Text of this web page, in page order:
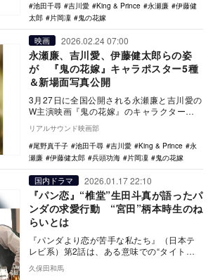
池田千尋
吉川愛 King & Prince 永瀬廉
伊藤健
太郎
片岡凜 鬼の花嫁
映画 2026.02.24 07:00
永瀬廉、吉川愛、伊藤健太郎らの姿
が 『鬼の花嫁』キャラポスター5種
＆新場面写真公開
3月27日に全国公開される永瀬廉と吉川愛の
W主演映画『鬼の花嫁』のキャラクターポ
スター5種と新場面写真が公開された。 本
作は…
リアルサウンド映画部
尾野真千子
池田千尋 吉川愛 King & Prince
永
瀬廉
伊藤健太郎 兵頭功海 片岡凜 鬼の花嫁
国内ドラマ 2026.01.17 22:10
『パン恋』“椎堂”生田斗真が語ったパ
ンダの求愛行動 “宮田”柄本時生のね
らいとは
『パンダより恋が苦手な私たち』（日本テ
レビ系）第2話は、ある意味での“タイトル
であろう“…
久保田和馬